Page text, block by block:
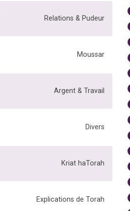
Relations & Pudeur
Moussar
Argent & Travail
Divers
Kriat haTorah
Explications de Torah